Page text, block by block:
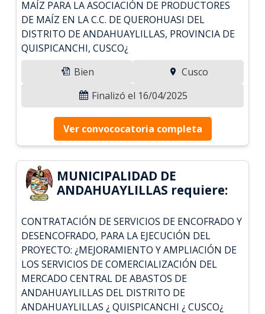
MAÍZ PARA LA ASOCIACIÓN DE PRODUCTORES
DE MAÍZ EN LA C.C. DE QUEROHUASI DEL
DISTRITO DE ANDAHUAYLILLAS, PROVINCIA DE
QUISPICANCHI, CUSCO¿
Bien
Cusco
Finalizó el 16/04/2025
Ver convococatoria completa
MUNICIPALIDAD DE
ANDAHUAYLILLAS requiere:
CONTRATACIÓN DE SERVICIOS DE ENCOFRADO Y
DESENCOFRADO, PARA LA EJECUCIÓN DEL
PROYECTO: ¿MEJORAMIENTO Y AMPLIACIÓN DE
LOS SERVICIOS DE COMERCIALIZACIÓN DEL
MERCADO CENTRAL DE ABASTOS DE
ANDAHUAYLILLAS DEL DISTRITO DE
ANDAHUAYLILLAS ¿ QUISPICANCHI ¿ CUSCO¿